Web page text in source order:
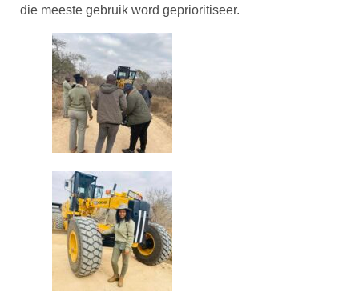
die meeste gebruik word geprioritiseer.